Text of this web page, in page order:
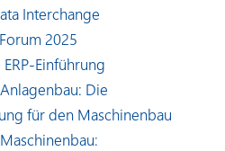
Interchange
2025
Einführung
Die
für den Maschinenbau